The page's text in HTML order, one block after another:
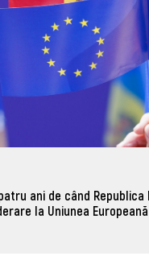
ani de când Republica
la Uniunea Europeană